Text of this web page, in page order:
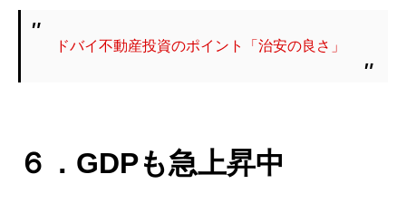
ドバイ不動産投資のポイント「治安の良さ」
６．GDPも急上昇中